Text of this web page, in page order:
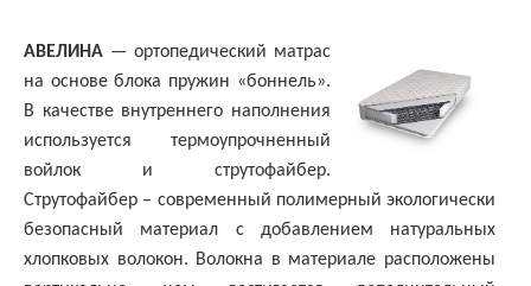
АВЕЛИНА — ортопедический матрас
на основе блока пружин «боннель».
В качестве внутреннего наполнения
используется термоупрочненный
войлок и струтофайбер.
Струтофайбер – современный полимерный экологически
безопасный материал с добавлением натуральных
хлопковых волокон. Волокна в материале расположены